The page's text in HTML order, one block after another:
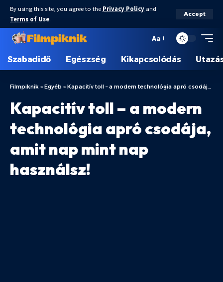
By using this site, you agree to the Privacy Policy and
Terms of Use.
Accept
Aa
Szabadidő Egészség Kikapcsolódás
Filmpiknik » Egyéb » Kapacitív toll – a modern technológia apró csodája, amit nap mint nap használsz!
Kapacitív toll – a modern
technológia apró csodája,
amit nap mint nap
használsz!